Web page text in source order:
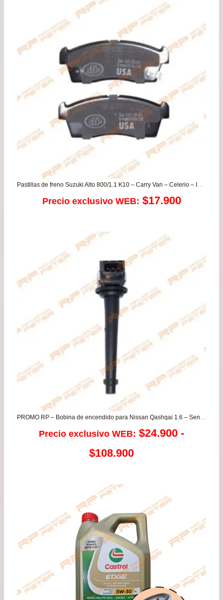
era:
$54.900.
Pastillas de freno Suzuki Alto 800/1.1 K10 – Carry Van – Celerio – Ignis – Mastervan – S-presso
Precio exclusivo WEB: $17.900
Precio exclusivo WEB: $24.900 -
$108.900Rango
desde
$24.900
hasta
$108.900